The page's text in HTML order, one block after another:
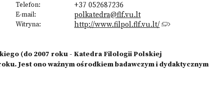
Telefon: +37 052687236
E-mail: polkatedra@flf.vu.lt
Witryna: http://www.filpol.flf.vu.lt/
(do 2007 roku - Katedra Filologii Polskiej
Jest ono ważnym ośrodkiem badawczym i dydaktycznym